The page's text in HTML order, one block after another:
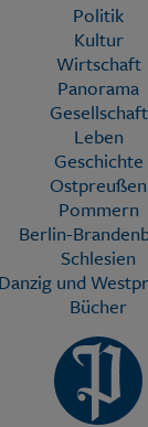
Politik
Kultur
Wirtschaft
Panorama
Gesellschaft
Leben
Geschichte
Ostpreußen
Pommern
Berlin-
Schlesien
Danzig und
Bücher